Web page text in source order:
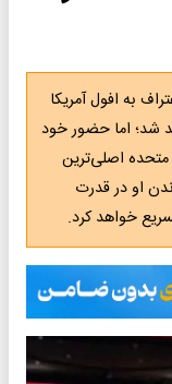
به افول آمریکا
شد؛ اما حضور خود
اصلی‌ترین
او در قدرت
خواهد کرد.